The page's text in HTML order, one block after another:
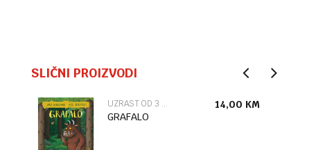
SLIČNI PROIZVODI
UZRAST OD 3 DO 6 GODINA
GRAFALO
14,00 KM